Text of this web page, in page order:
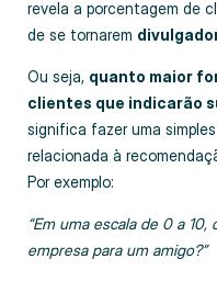
revela a porcentagem de
de se tornarem
Ou seja, quanto maior
clientes que indicarão
significa fazer uma
relacionada à
Por exemplo:
“Em uma escala de 0 a
empresa para um amigo?”